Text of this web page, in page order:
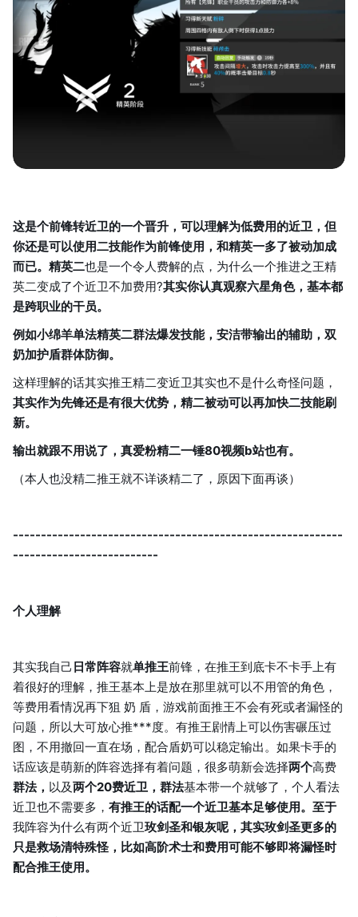
这是个前锋转近卫的一个晋升，可以理解为低费用的近卫，但
你还是可以使用二技能作为前锋使用，和精英一多了被动加成
而已。精英二也是一个令人费解的点，为什么一个推进之王精
英二变成了个近卫不加费用?其实你认真观察六星角色，基本都
是跨职业的干员。
例如小绵羊单法精英二群法爆发技能，安洁带输出的辅助，双
奶加护盾群体防御。
这样理解的话其实推王精二变近卫其实也不是什么奇怪问题，
其实作为先锋还是有很大优势，精二被动可以再加快二技能刷
新。
输出就跟不用说了，真爱粉精二一锤80视频b站也有。
（本人也没精二推王就不详谈精二了，原因下面再谈）
-----------------------------------------------------------
--------------------------
个人理解
其实我自己 日常阵容就单推王前锋，在推王到底卡不卡手上有
着很好的理解，推王基本上是放在那里就可以不用管的角色，
等费用看情况再下狙 奶 盾，游戏前面推王不会有死或者漏怪的
问题，所以大可放心推***度。有推王剧情上可以伤害碾压过
图，不用撤回一直在场，配合盾奶可以稳定输出。如果卡手的
话应该是萌新的阵容选择有着问题，很多萌新会选择两个高费
群法， 以及两个20费近卫，群法基本带一个就够了，个人看法
近卫也不需要多， 有推王的话配一个近卫基本足够使用。至于
我阵容为什么有两个近卫玫剑圣和银灰呢，其实玫剑圣更多的
只是救场清特殊怪，比如高阶术士和费用可能不够即将漏怪时
配合推王使用。